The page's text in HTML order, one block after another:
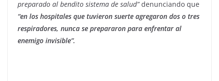
preparado al bendito sistema de salud”denunciando que
“en los hospitales que tuvieron suerte agregaron dos o tres
respiradores, nunca se prepararon para enfrentar al
enemigo invisible”.